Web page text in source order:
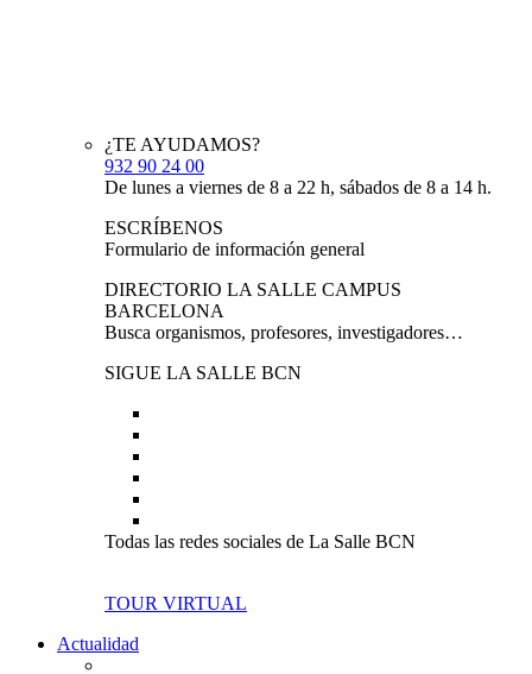
¿TE AYUDAMOS?
932 90 24 00
De lunes a viernes de 8 a 22 h, sábados de 8 a 14 h.
ESCRÍBENOS
Formulario de información general
DIRECTORIO LA SALLE CAMPUS
BARCELONA
Busca organismos, profesores, investigadores…
SIGUE LA SALLE BCN
Todas las redes sociales de La Salle BCN
TOUR VIRTUAL
Actualidad